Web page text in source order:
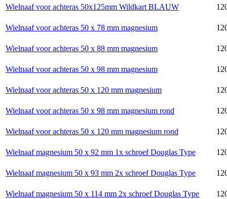
Wielnaaf voor achteras 50x125mm Wildkart BLAUW
Wielnaaf voor achteras 50 x 78 mm magnesium
Wielnaaf voor achteras 50 x 88 mm magnesium
Wielnaaf voor achteras 50 x 98 mm magnesium
Wielnaaf voor achteras 50 x 120 mm magnesium
Wielnaaf voor achteras 50 x 98 mm magnesium rond
Wielnaaf voor achteras 50 x 120 mm magnesium rond
Wielnaaf magnesium 50 x 92 mm 1x schroef Douglas Type
Wielnaaf magnesium 50 x 93 mm 2x schroef Douglas Type
Wielnaaf magnesium 50 x 114 mm 2x schroef Douglas Type